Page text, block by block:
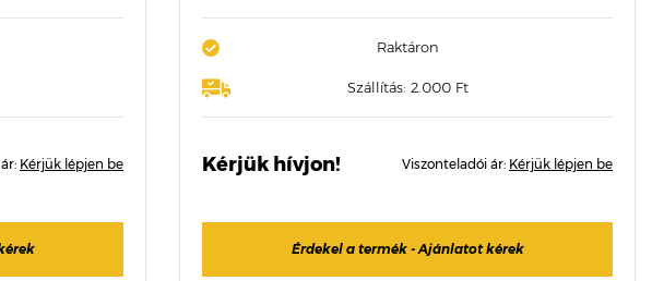
Kérjük lépjen be
Raktáron
Szállítás: 2.000 Ft
Kérjük hívjon! Viszonteladói ár: Kérjük lépjen be
Érdekel a termék - Ajánlatot kérek